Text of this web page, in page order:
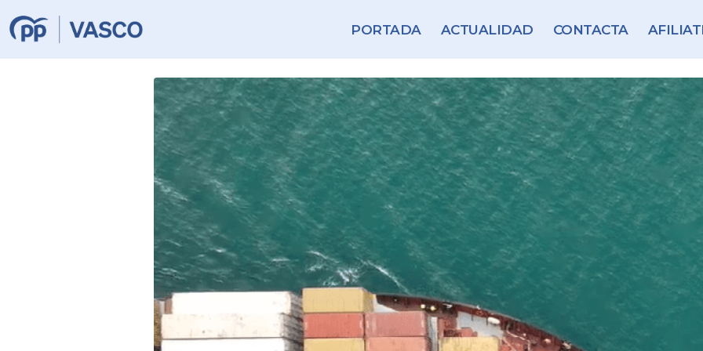
PORTADA ACTUALIDAD CONTACTA